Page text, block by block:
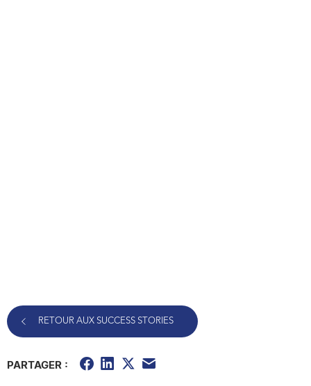
RETOUR AUX SUCCESS STORIES
PARTAGER :